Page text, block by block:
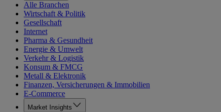
Alle Branchen
Wirtschaft & Politik
Gesellschaft
Internet
Pharma & Gesundheit
Energie & Umwelt
Verkehr & Logistik
Konsum & FMCG
Metall & Elektronik
Finanzen, Versicherungen & Immobilien
E-Commerce
Market Insights